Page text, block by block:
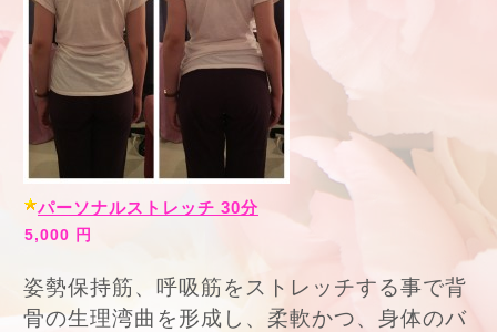
パーソナルストレッチ 30分
5,000 円
姿勢保持筋、呼吸筋をストレッチする事で背
骨の生理湾曲を形成し、柔軟かつ、身体のバ